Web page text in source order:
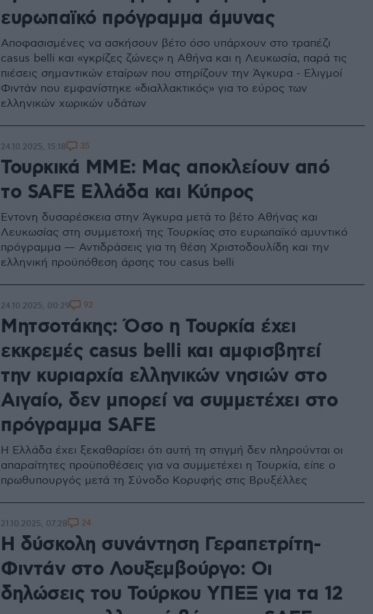
ευρωπαϊκό πρόγραμμα άμυνας
Αποφασισμένες να ασκήσουν βέτο όσο υπάρχουν στο τραπέζι
casus belli και «γκρίζες ζώνες» η Αθήνα και η Λευκωσία, παρά τις
πιέσεις σημαντικών εταίρων που στηρίζουν την Άγκυρα - Ελιγμοί
Φιντάν που εμφανίστηκε «διαλλακτικός» για το εύρος των
ελληνικών χωρικών υδάτων
Τουρκικά ΜΜΕ: Μας αποκλείουν από
το SAFE Ελλάδα και Κύπρος
Έντονη δυσαρέσκεια στην Άγκυρα μετά το βέτο Αθήνας και
Λευκωσίας στη συμμετοχή της Τουρκίας στο ευρωπαϊκό αμυντικό
πρόγραμμα — Αντιδράσεις για τη θέση Χριστοδουλίδη και την
ελληνική προϋπόθεση άρσης του casus belli
24.10.2025, 15:18 35
Μητσοτάκης: Όσο η Τουρκία έχει
εκκρεμές casus belli και αμφισβητεί
την κυριαρχία ελληνικών νησιών στο
Αιγαίο, δεν μπορεί να συμμετέχει στο
πρόγραμμα SAFE
Η Ελλάδα έχει ξεκαθαρίσει ότι αυτή τη στιγμή δεν πληρούνται οι
απαραίτητες προϋποθέσεις για να συμμετέχει η Τουρκία, είπε ο
πρωθυπουργός μετά τη Σύνοδο Κορυφής στις Βρυξέλλες
24.10.2025, 00:29 92
Η δύσκολη συνάντηση Γεραπετρίτη-
Φιντάν στο Λουξεμβούργο: Οι
δηλώσεις του Τούρκου ΥΠΕΞ για τα 12
21.10.2025, 07:28 24